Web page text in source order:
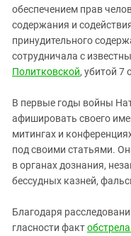
обеспечением прав
содержания и
принудительного
сотрудничала с
Политковской, убитой 7
В первые годы войны
афишировать своего
митингах и
под своими статьями.
в органах дознания,
бессудных казней,
Благодаря
гласности факт